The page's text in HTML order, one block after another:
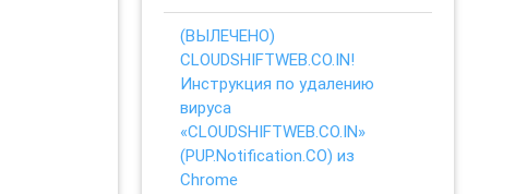
(ВЫЛЕЧЕНО)
CLOUDSHIFTWEB.CO.IN!
Инструкция по удалению
вируса
«CLOUDSHIFTWEB.CO.IN»
(PUP.Notification.CO) из
Chrome